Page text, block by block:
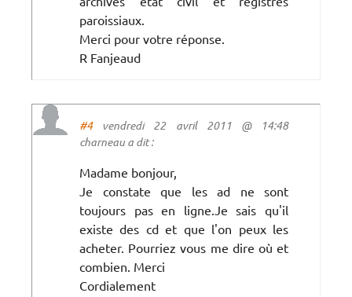
paroissiaux.
Merci pour votre réponse.
R Fanjeaud
#4vendredi 22 avril 2011 @ 14:48
charneau a dit :
Madame bonjour,
Je constate que les ad ne sont
toujours pas en ligne.Je sais qu'il
existe des cd et que l'on peux les
acheter. Pourriez vous me dire où et
combien. Merci
Cordialement